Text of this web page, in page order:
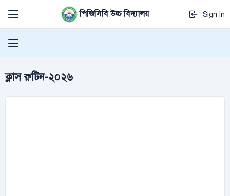
পিজিসিবি উচ্চ বিদ্যালয় Sign in
ক্লাস রুটিন-২০২৬